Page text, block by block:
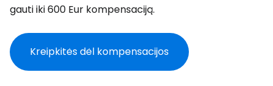
gauti iki 600 Eur kompensaciją.
Kreipkitės dėl kompensacijos